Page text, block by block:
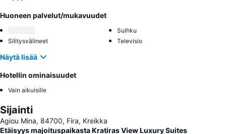
Huoneen palvelut/mukavuudet
Suihku
Silitysvälineet
Televisio
Näytä lisää
Hotellin ominaisuudet
Vain aikuisille
Sijainti
Agiou Mina, 84700, Fira, Kreikka
Etäisyys majoituspaikasta Kratiras View Luxury Suites